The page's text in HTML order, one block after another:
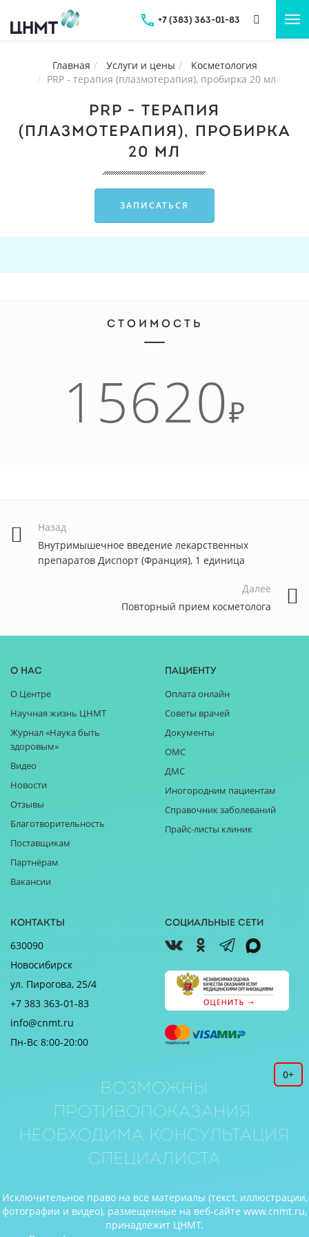
+7 (383) 363-01-83
Главная Услуги и цены
Косметология
PRP - терапия (плазмотерапия), пробирка 20 мл
PRP - ТЕРАПИЯ
(ПЛАЗМОТЕРАПИЯ), ПРОБИРКА
20 МЛ
ЗАПИСАТЬСЯ
СТОИМОСТЬ
15620₽
Назад
Внутримышечное введение лекарственных
препаратов Диспорт (Франция), 1 единица
Далее
Повторный прием косметолога
О нас
О Центре
Научная жизнь ЦНМТ
Журнал «Наука быть
здоровым»
Видео
Новости
Отзывы
Благотворительность
Поставщикам
Партнёрам
Вакансии
Пациенту
Оплата онлайн
Советы врачей
Документы
ОМС
ДМС
Иногородним пациентам
Справочник заболеваний
Прайс-листы клиник
Контакты
630090
Новосибирск
ул. Пирогова, 25/4
+7 383 363-01-83
info@cnmt.ru
Пн-Вс 8:00-20:00
Социальные сети
0+
Возможны
противопоказания.
Необходима консультация
специалиста
Исключительное право на все материалы (текст, иллюстрации,
фотографии и видео), размещенные на веб-сайте www.cnmt.ru,
принадлежит ЦНМТ.